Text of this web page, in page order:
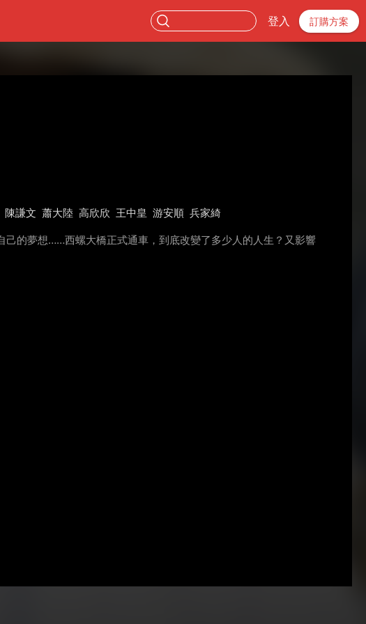
登入 訂購方案
陳謙文 蕭大陸 高欣欣 王中皇 游安順 兵家綺
己的夢想……西螺大橋正式通車，到底改變了多少人的人生？又影響